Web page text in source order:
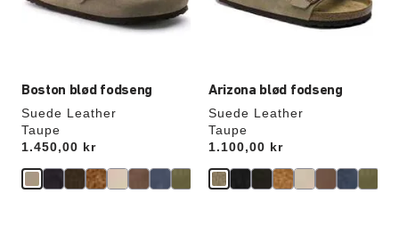
Boston blød fodseng
Suede Leather
Taupe
Price:
1.450,00 kr
Arizona blød fodseng
Suede Leather
Taupe
Price:
1.100,00 kr